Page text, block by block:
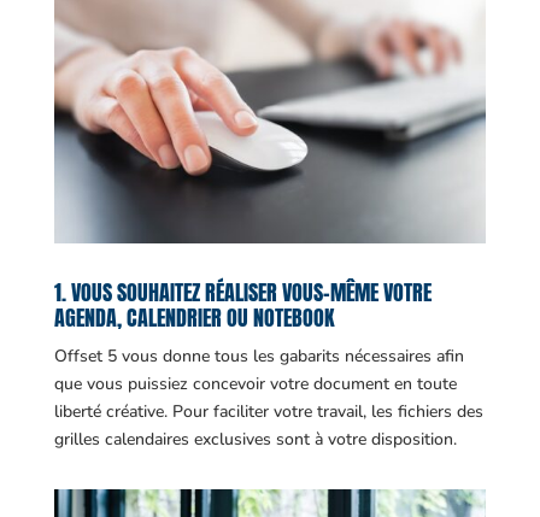
1. VOUS SOUHAITEZ RÉALISER VOUS-MÊME VOTRE
AGENDA, CALENDRIER OU NOTEBOOK
Offset 5 vous donne tous les gabarits nécessaires afin
que vous puissiez concevoir votre document en toute
liberté créative. Pour faciliter votre travail, les fichiers des
grilles calendaires exclusives sont à votre disposition.